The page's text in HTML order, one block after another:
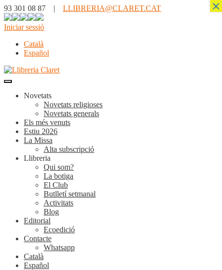
93 301 08 87 | LLIBRERIA@CLARET.CAT
Iniciar sessió
Català
Español
Novetats
Novetats religioses
Novetats generals
Els més venuts
Estiu 2026
La Missa
Alta subscripció
Llibreria
Qui som?
La botiga
El Club
Butlletí setmanal
Activitats
Blog
Editorial
Ecoedició
Contacte
Whatsapp
Català
Español
×